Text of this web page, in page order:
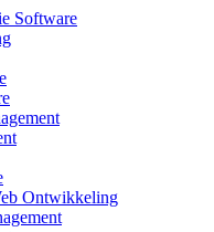
Software
Ontwikkeling